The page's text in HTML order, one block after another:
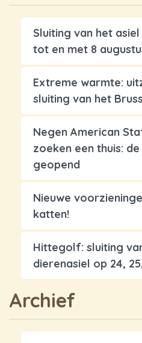
Sluiting van het
tot en met 8
Extreme warmte:
sluiting van het
Negen American
zoeken een thuis:
geopend
Nieuwe
katten!
Hittegolf: sluiting
dierenasiel op 24,
Archief